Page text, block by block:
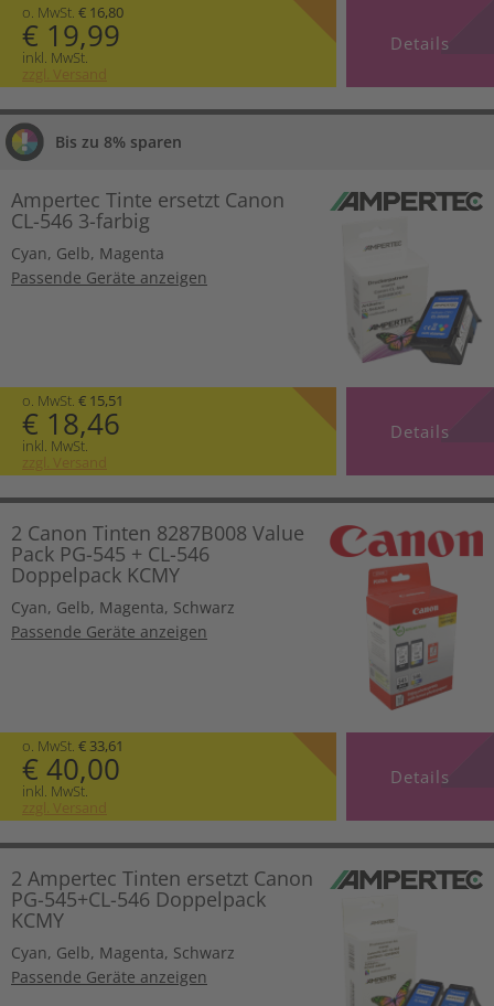
o. MwSt. € 16,80
€ 19,99
inkl. MwSt.
zzgl. Versand
Details
Bis zu 8% sparen
Ampertec Tinte ersetzt Canon
CL-546 3-farbig
Cyan, Gelb, Magenta
Passende Geräte anzeigen
o. MwSt. € 15,51
€ 18,46
inkl. MwSt.
zzgl. Versand
Details
2 Canon Tinten 8287B008 Value
Pack PG-545 + CL-546
Doppelpack KCMY
Cyan, Gelb, Magenta, Schwarz
Passende Geräte anzeigen
o. MwSt. € 33,61
€ 40,00
inkl. MwSt.
zzgl. Versand
Details
2 Ampertec Tinten ersetzt Canon
PG-545+CL-546 Doppelpack
KCMY
Cyan, Gelb, Magenta, Schwarz
Passende Geräte anzeigen